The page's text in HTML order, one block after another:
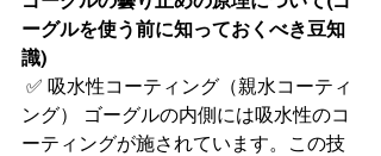
ーグルを使う前に知っておくべき豆知
識)
✅ 吸水性コーティング（親水コーティ
ング） ゴーグルの内側には吸水性のコ
ーティングが施されています。この技